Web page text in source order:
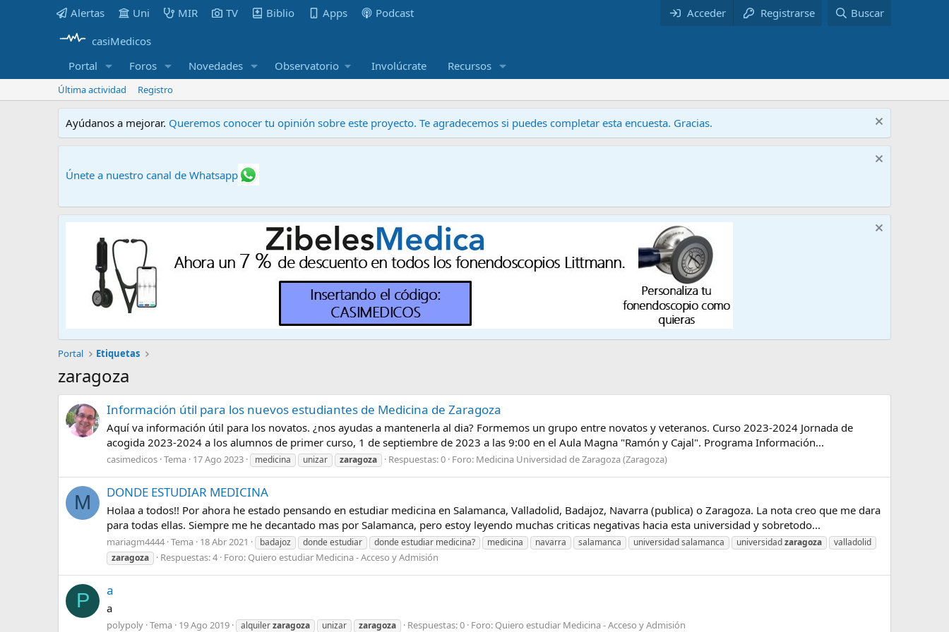
Alertas Uni MIR TV Biblio Apps Podcast Acceder Registrarse
Buscar
casiMedicos
Portal
Foros Novedades Observatorio Involúcrate Recursos
Última actividad Registro
Ayúdanos a mejorar. Queremos conocer tu opinión sobre este proyecto. Te agradecemos si puedes completar esta encuesta. Gracias.
Únete a nuestro canal de Whatsapp
Portal Etiquetas
zaragoza
Información útil para los nuevos estudiantes de Medicina de Zaragoza
Aquí va información útil para los novatos. ¿nos ayudas a mantenerla al dia? Formemos un grupo entre novatos y veteranos. Curso 2023-2024 Jornada de
acogida 2023-2024 a los alumnos de primer curso, 1 de septiembre de 2023 a las 9:00 en el Aula Magna "Ramón y Cajal". Programa Información...
casimedicos Tema 17 Ago 2023 medicina unizar zaragoza Respuestas: 0 Foro: Medicina Universidad de Zaragoza (Zaragoza)
M DONDE ESTUDIAR MEDICINA
Holaa a todos!! Por ahora he estado pensando en estudiar medicina en Salamanca, Valladolid, Badajoz, Navarra (publica) o Zaragoza. La nota creo que me dara
para todas ellas. Siempre me he decantado mas por Salamanca, pero estoy leyendo muchas criticas negativas hacia esta universidad y sobretodo...
mariagm4444 Tema 18 Abr 2021 badajoz donde estudiar donde estudiar medicina? medicina navarra salamanca universidad salamanca universidadzaragoza
valladolid
zaragoza
Respuestas: 4 Foro: Quiero estudiar Medicina - Acceso y Admisión
P a
a
polypoly Tema 19 Ago 2019 alquilerzaragoza unizar zaragoza Respuestas: 0 Foro: Quiero estudiar Medicina - Acceso y Admisión